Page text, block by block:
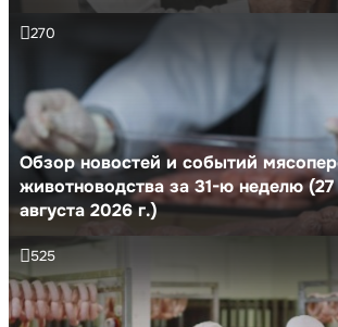
Обзор новостей и событий
животноводства за 31-ю неделю
августа 2026 г.)
270
525